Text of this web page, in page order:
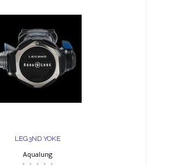
LEG3ND YOKE
$959.00
LEG3ND YOKE
Aqualung